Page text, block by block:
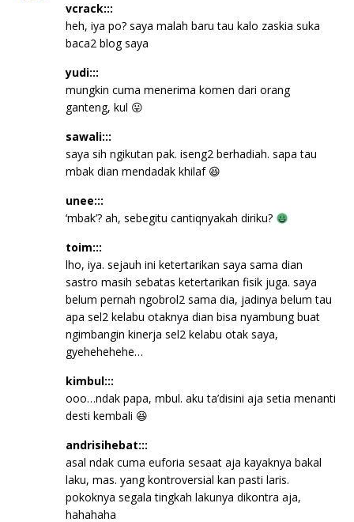
vcrack:::
heh, iya po? saya malah baru tau kalo zaskia suka
baca2 blog saya
yudi:::
mungkin cuma menerima komen dari orang
ganteng, kul 😛
sawali:::
saya sih ngikutan pak. iseng2 berhadiah. sapa tau
mbak dian mendadak khilaf 😆
unee:::
‘mbak’? ah, sebegitu cantiqnyakah diriku?
toim:::
lho, iya. sejauh ini ketertarikan saya sama dian
sastro masih sebatas ketertarikan fisik juga. saya
belum pernah ngobrol2 sama dia, jadinya belum tau
apa sel2 kelabu otaknya dian bisa nyambung buat
ngimbangin kinerja sel2 kelabu otak saya,
gyehehehehe…
kimbul:::
ooo…ndak papa, mbul. aku ta’disini aja setia menanti
desti kembali 😆
andrisihebat:::
asal ndak cuma euforia sesaat aja kayaknya bakal
laku, mas. yang kontroversial kan pasti laris.
pokoknya segala tingkah lakunya dikontra aja,
hahahaha